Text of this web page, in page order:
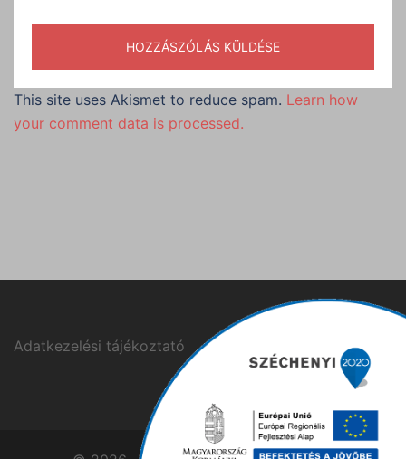
This site uses Akismet to reduce spam. Learn how
your comment data is processed.
Adatkezelési tájékoztató